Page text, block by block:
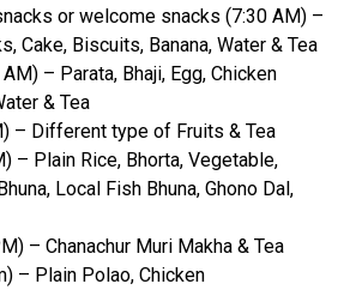
or welcome snacks (7:30 AM) –
Cake, Biscuits, Banana, Water & Tea
– Parata, Bhaji, Egg, Chicken
& Tea
– Different type of Fruits & Tea
– Plain Rice, Bhorta, Vegetable,
Local Fish Bhuna, Ghono Dal,
– Chanachur Muri Makha & Tea
– Plain Polao, Chicken